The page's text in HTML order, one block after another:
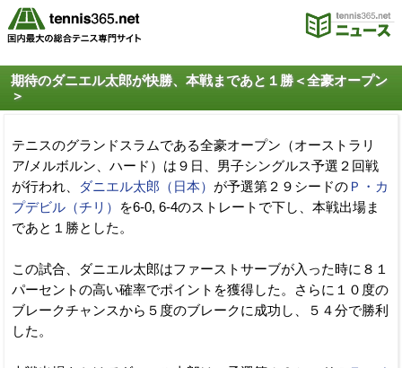
期待のダニエル太郎が快勝、本戦まであと１勝＜全豪オープン
＞
テニスのグランドスラムである全豪オープン（オーストラリ
ア/メルボルン、ハード）は９日、男子シングルス予選２回戦
が行われ、
ダニエル太郎（日本） が予選第２９シードの Ｐ・カ
プデビル（チリ）
を6-0, 6-4のストレートで下し、本戦出場ま
であと１勝とした。
この試合、ダニエル太郎はファーストサーブが入った時に８１
パーセントの高い確率でポイントを獲得した。さらに１０度の
ブレークチャンスから５度のブレークに成功し、５４分で勝利
した。